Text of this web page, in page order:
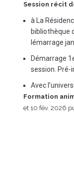
Session récit
à La
bibliothèque
lémarrage
Démarrage
session. Pré-
Avec
Formation
et 10 fév. 2026